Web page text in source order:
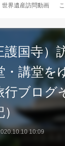
世界遺産訪問動画
護国寺）
・講堂を
行ブログ
）
10:09